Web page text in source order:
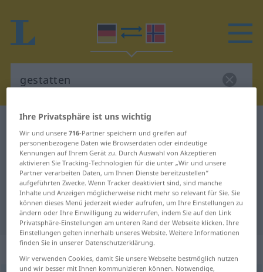
Deutsch-Norwegisch Wörterbuch
Deutsch-Norwegisch Übersetzung
für "gestatten"
"gestatten" Norwegisch
Übersetzung
„gestatten“
Ihre Privatsphäre ist uns wichtig
Wir und unsere716-Partner speichern und greifen auf
personenbezogene Daten wie Browserdaten oder eindeutige
Kennungen auf Ihrem Gerät zu. Durch Auswahl von Akzeptieren
aktivieren Sie Tracking-Technologien für die unter „Wir und unsere
Partner verarbeiten Daten, um Ihnen Dienste bereitzustellen“
aufgeführten Zwecke. Wenn Tracker deaktiviert sind, sind manche
Inhalte und Anzeigen möglicherweise nicht mehr so relevant für Sie. Sie
können dieses Menü jederzeit wieder aufrufen, um Ihre Einstellungen zu
ändern oder Ihre Einwilligung zu widerrufen, indem Sie auf den Link
Privatsphäre-Einstellungen am unteren Rand der Webseite klicken. Ihre
Einstellungen gelten innerhalb unseres Website. Weitere Informationen
finden Sie in unserer Datenschutzerklärung.
Wir verwenden Cookies, damit Sie unsere Webseite bestmöglich nutzen
und wir besser mit Ihnen kommunizieren können. Notwendige,